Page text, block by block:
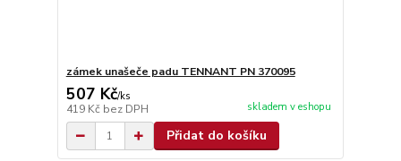
zámek unašeče padu TENNANT PN 370095
507 Kč/ks
419 Kč bez DPH skladem v eshopu
Přidat do košíku